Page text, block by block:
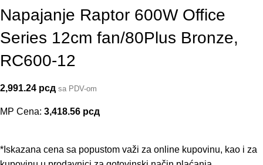
Napajanje Raptor 600W Office
Series 12cm fan/80Plus Bronze,
RC600-12
2,991.24 рсд sa PDV-om
MP Cena: 3,418.56 рсд
*Iskazana cena sa popustom važi za online kupovinu, kao i za